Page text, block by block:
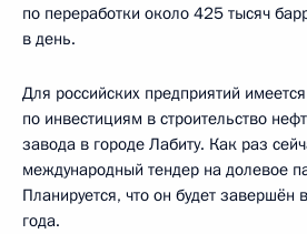
по переработки около 425 тысяч
в день.
Для российских предприятий
по инвестициям в строительство
завода в городе Лабиту. Как раз
международный тендер на долевое
Планируется, что он будет завершён
года.